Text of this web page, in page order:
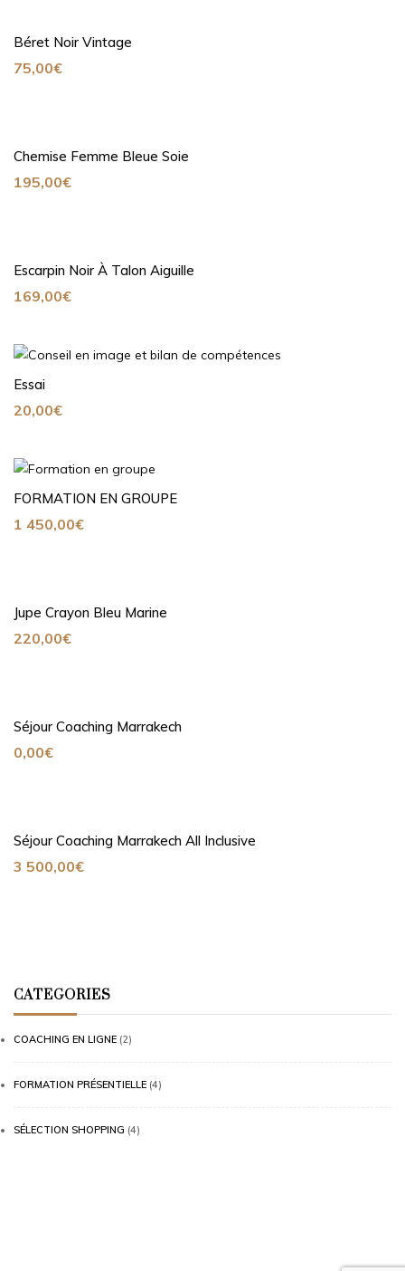
CATEGORIES
COACHING EN LIGNE (2)
FORMATION PRÉSENTIELLE (4)
SÉLECTION SHOPPING (4)
Béret Noir Vintage
75,00€
Chemise Femme Bleue Soie
195,00€
Escarpin Noir À Talon Aiguille
169,00€
Essai
20,00€
FORMATION EN GROUPE
1 450,00€
Jupe Crayon Bleu Marine
220,00€
Séjour Coaching Marrakech
0,00€
Séjour Coaching Marrakech All Inclusive
3 500,00€